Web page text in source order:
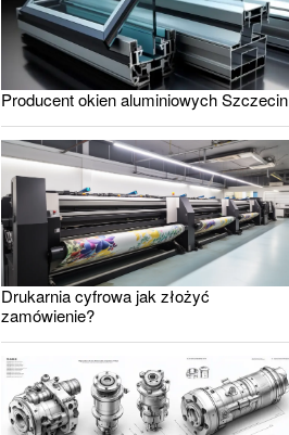
Producent okien aluminiowych Szczecin
Drukarnia cyfrowa jak złożyć
zamówienie?